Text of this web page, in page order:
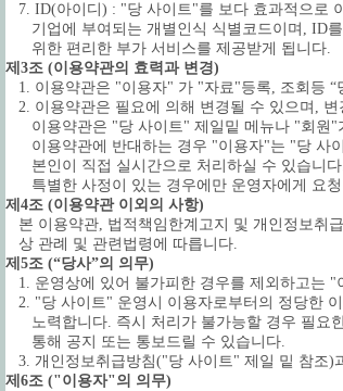
7. ID(아이디) : "당 사이트"를 보다 효과적으로
기업에 부여되는 개별인식 식별코드이며, ID를
위한 편리한 부가 서비스를 제공받게 됩니다.
제3조 (이용약관의 효력과 변경)
1. 이용약관은 "이용자" 가 "자료"등록, 조회등 “
2. 이용약관은 필요에 의해 변경될 수 있으며,
이용약관은 "당 사이트" 제일밑 메뉴나 "회원
이용약관에 반대하는 경우 "이용자"는 "당 사
본인이 직접 실시간으로 처리하실 수 있습니
특별한 사정이 있는 경우에만 운영자에게 요
제4조 (이용약관 이외의 사항)
본 이용약관, 법적책임한계고지 및 개인정보취
상 관례 및 관련법령에 따릅니다.
제5조 (“당사”의 의무)
1. 운영상에 있어 불가피한 경우를 제외하고는 "
2. "당 사이트" 운영시 이용자로부터의 정당한
노력합니다. 즉시 처리가 불가능할 경우 필요
통해 공지 또는 통보드릴 수 있습니다.
3. 개인정보취급방침("당 사이트" 제일 밑 참조)
제6조 ("이용자"의 의무)